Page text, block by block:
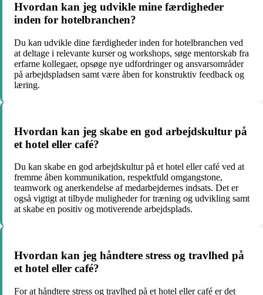
Hvordan kan jeg udvikle mine færdigheder
inden for hotelbranchen?
Du kan udvikle dine færdigheder inden for hotelbranchen ved
at deltage i relevante kurser og workshops, søge mentorskab fra
erfarne kollegaer, opsøge nye udfordringer og ansvarsområder
på arbejdspladsen samt være åben for konstruktiv feedback og
læring.
Hvordan kan jeg skabe en god arbejdskultur på
et hotel eller café?
Du kan skabe en god arbejdskultur på et hotel eller café ved at
fremme åben kommunikation, respektfuld omgangstone,
teamwork og anerkendelse af medarbejdernes indsats. Det er
også vigtigt at tilbyde muligheder for træning og udvikling samt
at skabe en positiv og motiverende arbejdsplads.
Hvordan kan jeg håndtere stress og travlhed på
et hotel eller café?
For at håndtere stress og travlhed på et hotel eller café er det